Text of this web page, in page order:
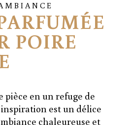
POIRE
pièce en un refuge de
est un délice
chaleureuse et